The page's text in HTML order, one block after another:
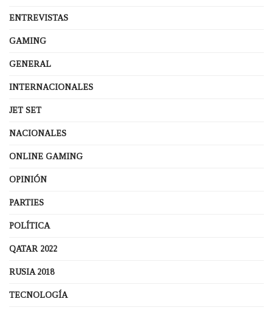
ENTREVISTAS
GAMING
GENERAL
INTERNACIONALES
JET SET
NACIONALES
ONLINE GAMING
OPINIÓN
PARTIES
POLÍTICA
QATAR 2022
RUSIA 2018
TECNOLOGÍA